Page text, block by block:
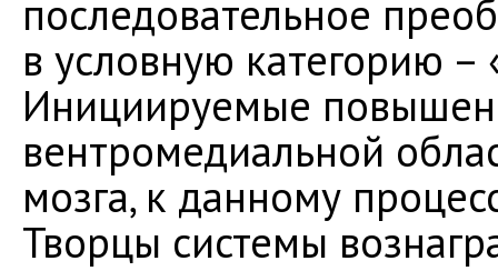
последовательное
в условную категорию
Инициируемые
вентромедиальной
мозга, к данному
Творцы системы